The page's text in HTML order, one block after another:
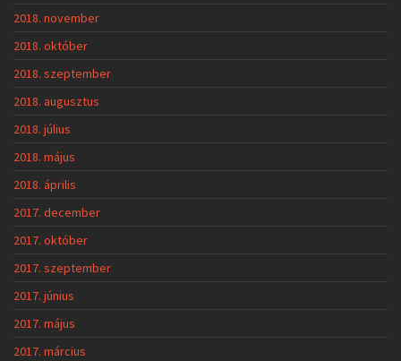
2018. november
2018. október
2018. szeptember
2018. augusztus
2018. július
2018. május
2018. április
2017. december
2017. október
2017. szeptember
2017. június
2017. május
2017. március